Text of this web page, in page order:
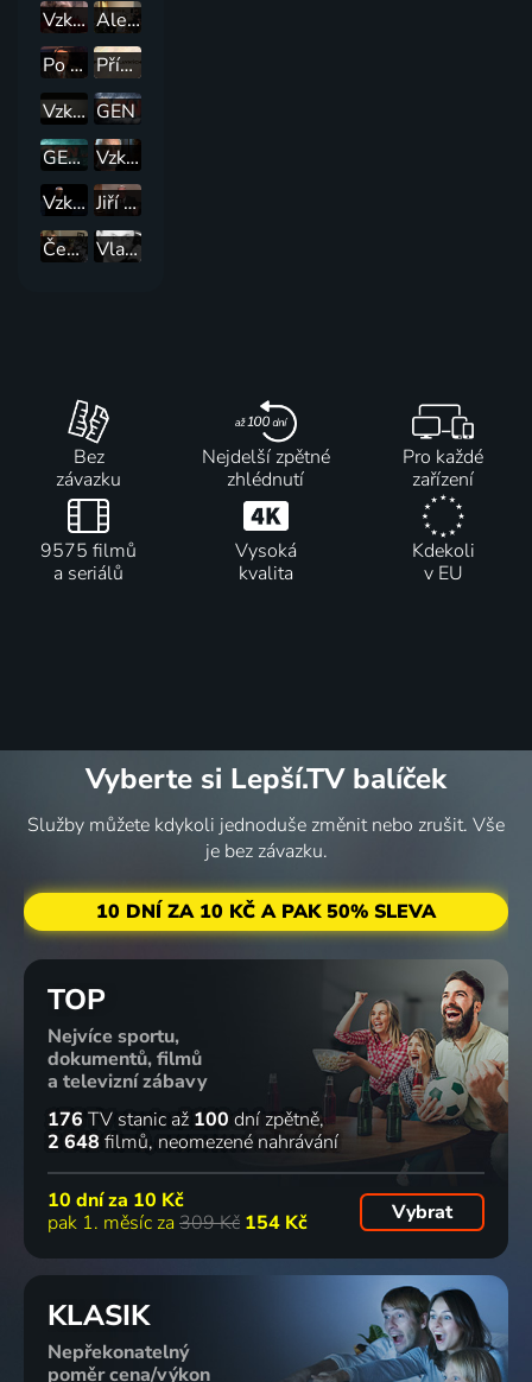
Vzkaz Věry Mikuláškové
Alena Vránová - Role mého života
Po stopách hvězd
Příběhy slavných
Vzkaz Ludvíka Kundery GEN
GEN.sk
Vzkaz Jindřicha Štreita
Vzkaz Luďka Eliáše
Jiří Suchý - Život s divadlem Semafor
Čechoslovák, režisér Julius Matula
Vlasta Burian, jak ho neznáte
Bez
závazku
Nejdelší zpětné
zhlédnutí
Pro každé
zařízení
9575 filmů
a seriálů
Vysoká
kvalita
Kdekoli
v EU
Vyberte si Lepší.TV balíček
Služby můžete kdykoli jednoduše změnit nebo zrušit. Vše
je bez závazku.
10 DNÍ ZA 10 KČ A PAK 50% SLEVA
TOP
Nejvíce sportu,
dokumentů, filmů
a televizní zábavy
176 TV stanic až 100 dní zpětně
2 648 filmů neomezené nahrávání
10 dní za 10 Kč
pak 1. měsíc za 309 Kč 154 Kč Vybrat
KLASIK
Nepřekonatelný
poměr cena/výkon